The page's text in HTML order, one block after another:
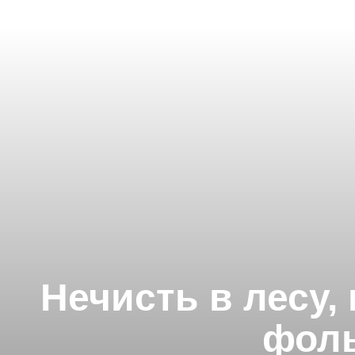
Нечисть в лесу,